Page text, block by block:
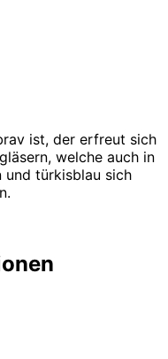
ist, der erfreut sich
welche auch in
und türkisblau sich